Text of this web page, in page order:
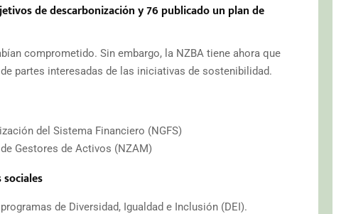
de descarbonización y 76 publicado un plan de
comprometido. Sin embargo, la NZBA tiene ahora que
partes interesadas de las iniciativas de sostenibilidad.
del Sistema Financiero (NGFS)
Gestores de Activos (NZAM)
de Diversidad, Igualdad e Inclusión (DEI).